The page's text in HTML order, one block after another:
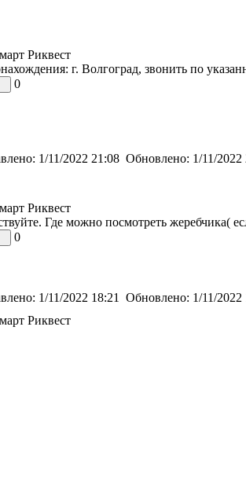
Риквест
г. Волгоград, звонить по
0
1/11/2022 21:08 Обновлено: 1/11/2022
Риквест
Где можно посмотреть жеребчика(
0
1/11/2022 18:21 Обновлено: 1/11/2022
Риквест